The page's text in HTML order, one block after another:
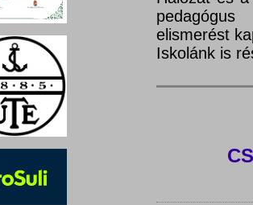
elismerést
Iskolánk is